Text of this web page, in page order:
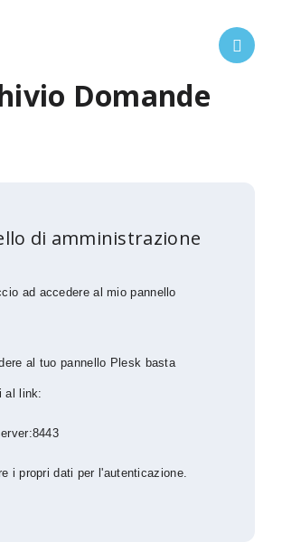
Domande
di amministrazione
ad accedere al mio pannello
al tuo pannello Plesk basta
al link:
i propri dati per l'autenticazione.